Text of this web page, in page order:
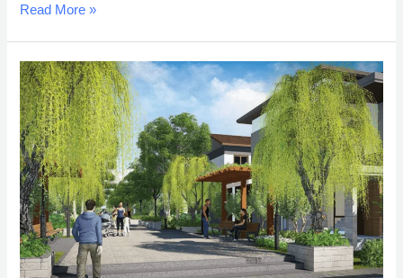
Berbagai
Akan
Kamu
Dapat
Jika
Tinggal
Di
BSD
Tangerang
Selatan
Read More »